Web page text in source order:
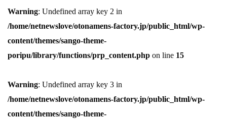
Warning: Undefined array key 2 in
/home/netnewslove/otonamens-factory.jp/public_html/wp-
content/themes/sango-theme-
poripu/library/functions/prp_content.php on line 15
Warning: Undefined array key 3 in
/home/netnewslove/otonamens-factory.jp/public_html/wp-
content/themes/sango-theme-